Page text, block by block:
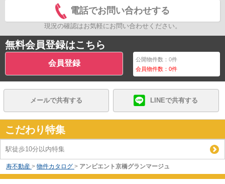
電話でお問い合わせする
現況の確認はお気軽にお問い合わせください。
無料会員登録はこちら
会員登録 公開物件数：0件
会員物件数：0件
メールで共有する LINEで共有する
こだわり特集
駅徒歩10分以内特集
寿不動産 > 物件カタログ > アンビエント京橋グランマージュ